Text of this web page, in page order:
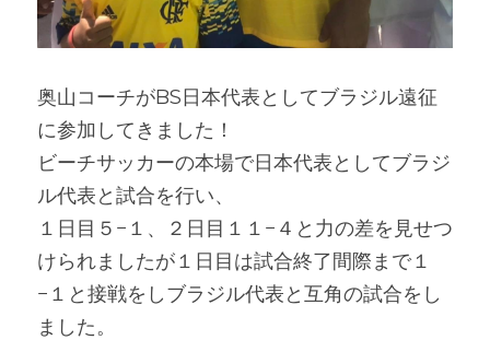
奥山コーチがBS日本代表としてブラジル遠征
に参加してきました！
ビーチサッカーの本場で日本代表としてブラジ
ル代表と試合を行い、
１日目５−１、２日目１１−４と力の差を見せつ
けられましたが１日目は試合終了間際まで１
−１と接戦をしブラジル代表と互角の試合をし
ました。